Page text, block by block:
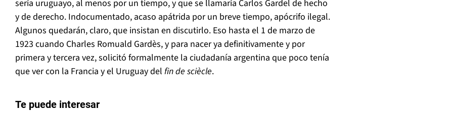
sería uruguayo, al menos por un tiempo, y que se llamaría Carlos Gardel de hecho
y de derecho. Indocumentado, acaso apátrida por un breve tiempo, apócrifo ilegal.
Algunos quedarán, claro, que insistan en discutirlo. Eso hasta el 1 de marzo de
1923 cuando Charles Romuald Gardès, y para nacer ya definitivamente y por
primera y tercera vez, solicitó formalmente la ciudadanía argentina que poco tenía
que ver con la Francia y el Uruguay del fin de sciècle.
Te puede interesar